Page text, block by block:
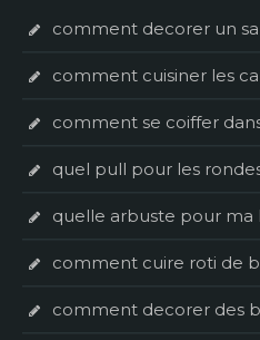
comment decorer un
comment cuisiner les
comment se coiffer
quel pull pour les
quelle arbuste pour ma
comment cuire roti de
comment decorer des